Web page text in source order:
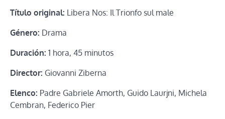
Título original: Libera Nos: Il Trionfo sul male
Género: Drama
Duración: 1 hora, 45 minutos
Director: Giovanni Ziberna
Elenco: Padre Gabriele Amorth, Guido Laurjni, Michela
Cembran, Federico Pier